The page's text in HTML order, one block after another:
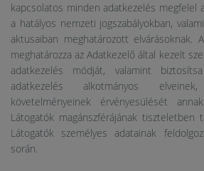
kapcsolatos minden adatkezelés megfelel
a hatályos nemzeti jogszabályokban,
aktusaiban meghatározott elvárásoknak.
meghatározza az Adatkezelő által kezelt
adatkezelés módját, valamint
adatkezelés alkotmányos
követelményeinek érvényesülését
Látogatók magánszférájának tiszteletben
Látogatók személyes adatainak
során.